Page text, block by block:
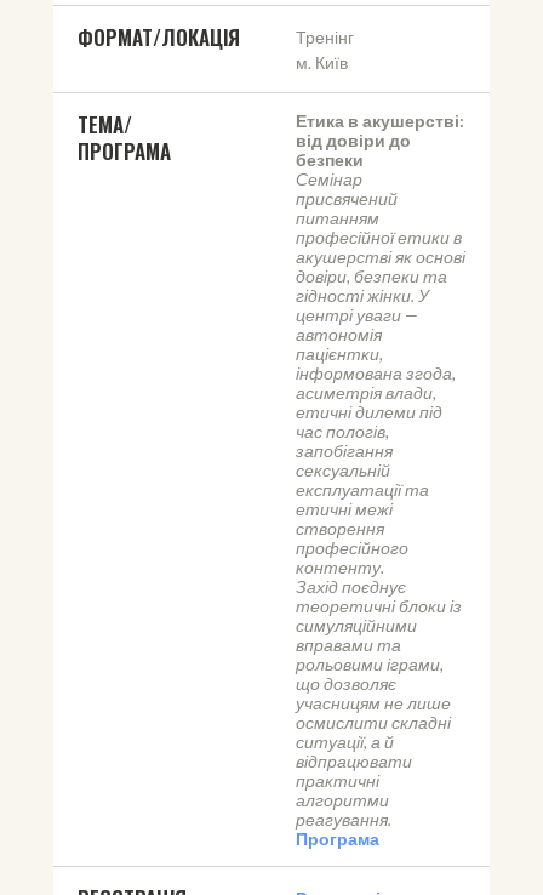
ФОРМАТ/ЛОКАЦІЯ
Тренінг
м. Київ
ТЕМА/
ПРОГРАМА
Етика в акушерстві:
від довіри до
безпеки
Семінар
присвячений
питанням
професійної етики в
акушерстві як основі
довіри, безпеки та
гідності жінки. У
центрі уваги —
автономія
пацієнтки,
інформована згода,
асиметрія влади,
етичні дилеми під
час пологів,
запобігання
сексуальній
експлуатації та
етичні межі
створення
професійного
контенту.
Захід поєднує
теоретичні блоки із
симуляційними
вправами та
рольовими іграми,
що дозволяє
учасницям не лише
осмислити складні
ситуації, а й
відпрацювати
практичні
алгоритми
реагування.
Програма